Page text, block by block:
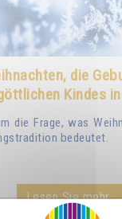
die
Kindes
die Frage, was
bedeutet.
Lesen Sie mehr...